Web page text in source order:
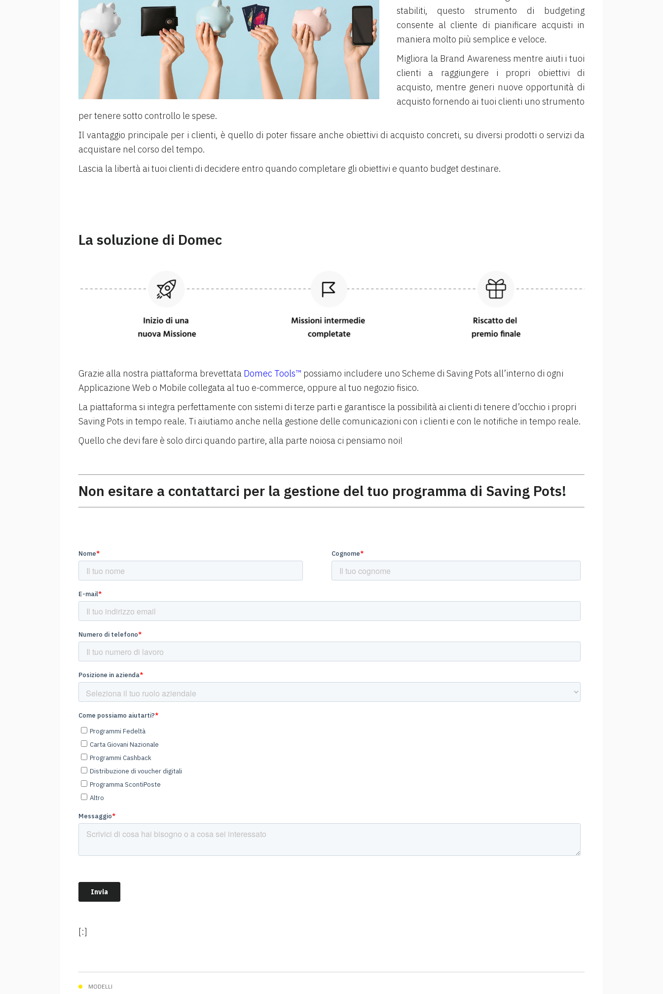
stabiliti, questo strumento di budgeting
consente al cliente di pianificare acquisti in
maniera molto più semplice e veloce.
Migliora la Brand Awareness mentre aiuti i tuoi
clienti a raggiungere i propri obiettivi di
acquisto, mentre generi nuove opportunità di
acquisto fornendo ai tuoi clienti uno strumento
per tenere sotto controllo le spese.
Il vantaggio principale per i clienti, è quello di poter fissare anche obiettivi di acquisto concreti, su diversi prodotti o servizi da
acquistare nel corso del tempo.
Lascia la libertà ai tuoi clienti di decidere entro quando completare gli obiettivi e quanto budget destinare.
La soluzione di Domec
Grazie alla nostra piattaforma brevettata Domec Tools™ possiamo includere uno Scheme di Saving Pots all’interno di ogni
Applicazione Web o Mobile collegata al tuo e-commerce, oppure al tuo negozio fisico.
La piattaforma si integra perfettamente con sistemi di terze parti e garantisce la possibilità ai clienti di tenere d’occhio i propri
Saving Pots in tempo reale. Ti aiutiamo anche nella gestione delle comunicazioni con i clienti e con le notifiche in tempo reale.
Quello che devi fare è solo dirci quando partire, alla parte noiosa ci pensiamo noi!
Non esitare a contattarci per la gestione del tuo programma di Saving Pots!
[:]
MODELLI